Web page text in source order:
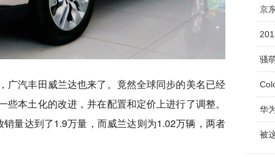
广汽丰田威兰达也来了。竟然全球同步的美名已经
本土化的改进，并在配置和定价上进行了调整。
量达到了1.9万量，而威兰达则为1.02万辆，两者
京
骚
华